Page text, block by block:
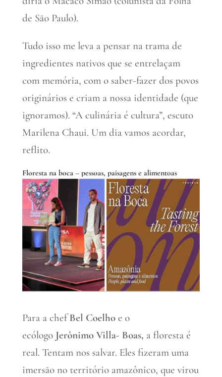
de São Paulo).
Tudo isso me leva a pensar na trama de
ingredientes nativos que se entrelaçam
com memória, com o saber-fazer dos povos
originários e criam a nossa identidade (que
ignoramos). “A culinária é cultura”, escuto
Marilena Chaui. Um dia vamos acordar,
reflito.
Floresta na boca – pessoas, paisagens e alimentoas
Para a chefBel Coelhoe o
ecólogo Jerônimo Villa- Boas, a floresta é
real. Tentam nos salvar. Eles fizeram uma
imersão no território amazônico, que virou